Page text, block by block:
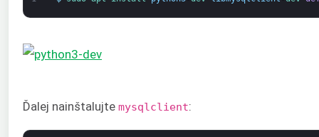
Ďalej nainštalujte mysqlclient: